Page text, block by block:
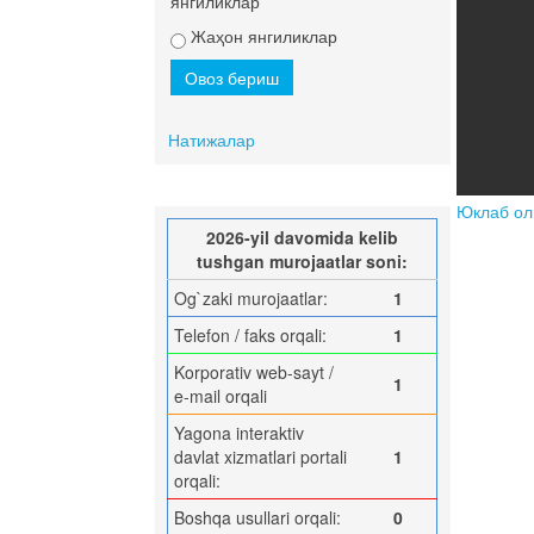
Юклаб
Жаҳон янгиликлар
Натижалар
2026-yil davomida kelib
tushgan murojaatlar soni:
Og`zaki murojaatlar:
1
Telefon / faks orqali:
1
Korporativ web-sayt /
e-mail orqali
1
Yagona interaktiv
davlat xizmatlari portali
orqali:
1
Boshqa usullari orqali: 0